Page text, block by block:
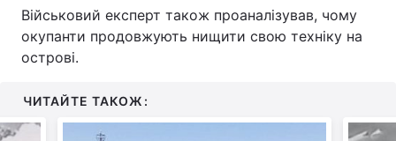
Військовий експерт також проаналізував, чому
окупанти продовжують нищити свою техніку на
острові.
ЧИТАЙТЕ ТАКОЖ: